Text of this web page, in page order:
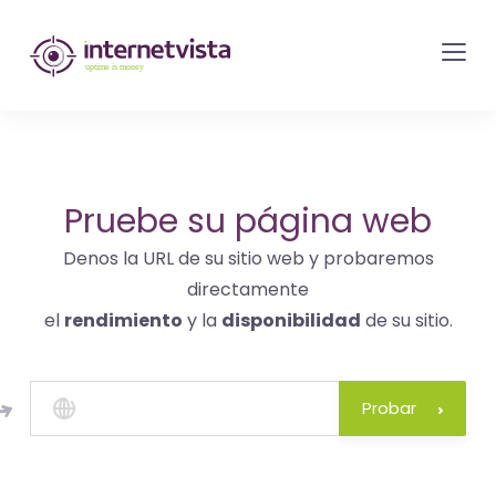
Monitorización
de
del
sitio
web
los
servicios
de
Pruebe su página web
Denos la URL de su sitio web y probaremos
directamente
el rendimiento y la disponibilidad de su sitio.
Probar